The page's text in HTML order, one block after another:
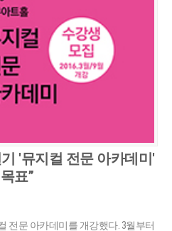
'뮤지컬 전문 아카데미'
표”
전문 아카데미를 개강했다. 3월부터